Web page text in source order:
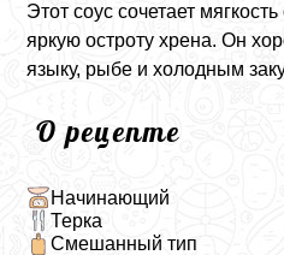
Этот соус сочетает
яркую остроту хрена. Он
языку, рыбе и холодным
О рецепте
Начинающий
Терка
Смешанный тип